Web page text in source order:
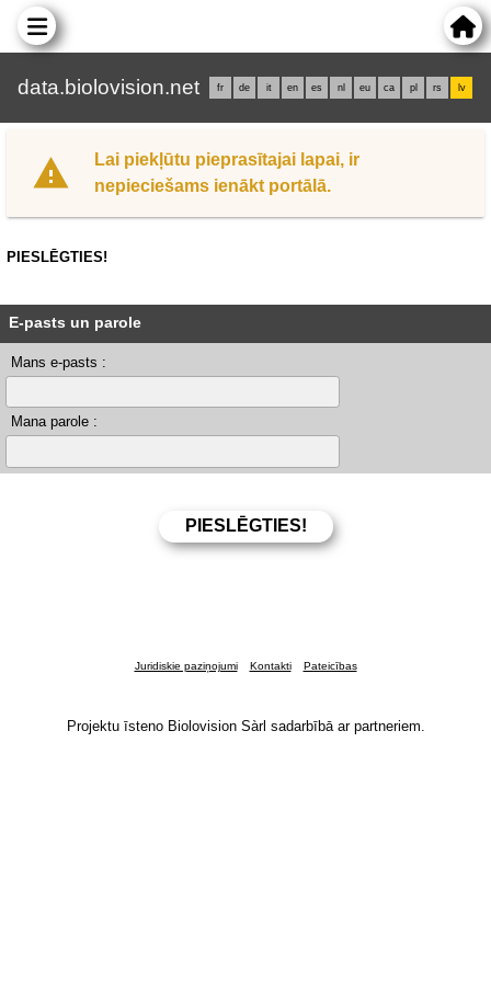
data.biolovision.net fr de it en es nl eu ca pl rs lv
Lai piekļūtu pieprasītajai lapai, ir
nepieciešams ienākt portālā.
PIESLĒGTIES!
E-pasts un parole
Mans e-pasts :
Mana parole :
Juridiskie paziņojumi Kontakti Pateicības
Projektu īsteno Biolovision Sàrl sadarbībā ar partneriem.